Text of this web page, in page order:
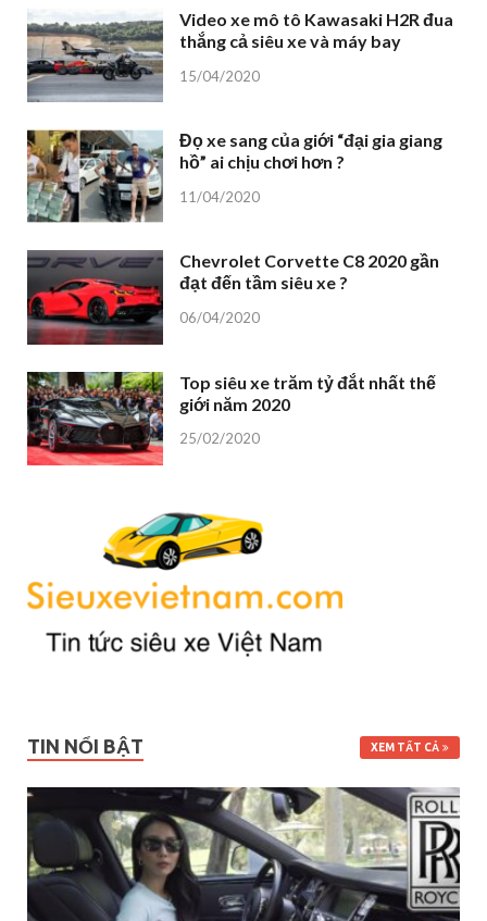
Video xe mô tô Kawasaki H2R đua
thắng cả siêu xe và máy bay
15/04/2020
Đọ xe sang của giới “đại gia giang
hồ” ai chịu chơi hơn ?
11/04/2020
Chevrolet Corvette C8 2020 gần
đạt đến tầm siêu xe ?
06/04/2020
Top siêu xe trăm tỷ đắt nhất thế
giới năm 2020
25/02/2020
TIN NỔI BẬT XEM TẤT CẢ